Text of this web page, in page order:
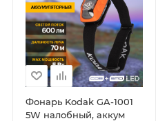
Фонарь Kodak GA-1001
5W налобный, аккум